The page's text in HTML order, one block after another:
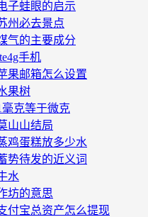
子蛙眼的启示
州必去景点
气的主要成分
手机
果邮箱怎么设置
果树
毫克等于微克
山山结局
鸡蛋糕放多少水
势待发的近义词
水
坊的意思
付宝总资产怎么提现